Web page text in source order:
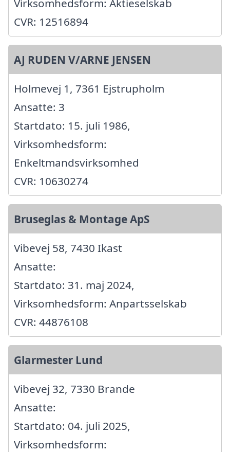
CVR: 12516894
AJ RUDEN V/ARNE JENSEN
Holmevej 1, 7361 Ejstrupholm
Ansatte: 3
Startdato: 15. juli 1986,
Virksomhedsform:
Enkeltmandsvirksomhed
CVR: 10630274
Bruseglas & Montage ApS
Vibevej 58, 7430 Ikast
Ansatte:
Startdato: 31. maj 2024,
Virksomhedsform: Anpartsselskab
CVR: 44876108
Glarmester Lund
Vibevej 32, 7330 Brande
Ansatte:
Startdato: 04. juli 2025,
Virksomhedsform: